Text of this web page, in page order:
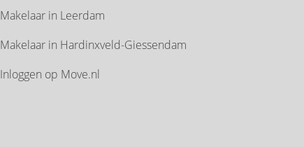
Makelaar in Leerdam
Makelaar in Hardinxveld-Giessendam
Inloggen op Move.nl